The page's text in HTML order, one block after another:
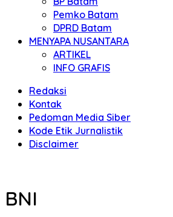
Pemko Batam
DPRD Batam
MENYAPA NUSANTARA
ARTIKEL
INFO GRAFIS
Redaksi
Kontak
Pedoman Media Siber
Kode Etik Jurnalistik
Disclaimer
BNI